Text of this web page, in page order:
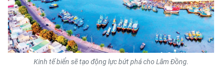
Kinh tế biển sẽ tạo động lực bứt phá cho Lâm Đồng.